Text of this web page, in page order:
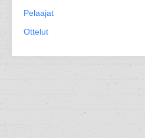
Pelaajat
Ottelut